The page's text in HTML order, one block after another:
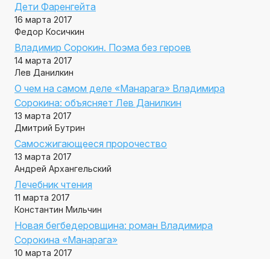
Дети Фаренгейта
16 марта 2017
Федор Косичкин
Владимир Сорокин. Поэма без героев
14 марта 2017
Лев Данилкин
О чем на самом деле «Манарага» Владимира
Сорокина: объясняет Лев Данилкин
13 марта 2017
Дмитрий Бутрин
Самосжигающееся пророчество
13 марта 2017
Андрей Архангельский
Лечебник чтения
11 марта 2017
Константин Мильчин
Новая бегбедеровщина: роман Владимира
Сорокина «Манарага»
10 марта 2017